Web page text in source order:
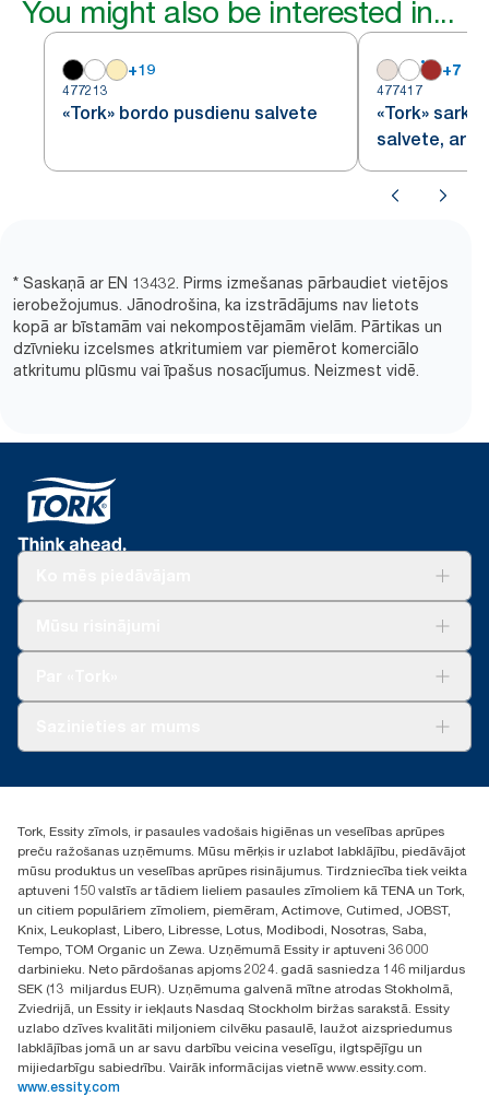
You might also be interested in...
+19
477213
«Tork» bordo pusdienu salvete
+7
477417
«Tork»
salvete, ar
* Saskaņā ar EN 13432. Pirms izmešanas pārbaudiet vietējos
ierobežojumus. Jānodrošina, ka izstrādājums nav lietots
kopā ar bīstamām vai nekompostējamām vielām. Pārtikas un
dzīvnieku izcelsmes atkritumiem var piemērot komerciālo
atkritumu plūsmu vai īpašus nosacījumus. Neizmest vidē.
+371 29141799
Atrast izplatītāju
Ulbrokas street 19A
Riga, Latvija
LV-1028
Tork, Essity zīmols, ir pasaules vadošais higiēnas un veselības aprūpes
preču ražošanas uzņēmums. Mūsu mērķis ir uzlabot labklājību, piedāvājot
mūsu produktus un veselības aprūpes risinājumus. Tirdzniecība tiek veikta
aptuveni 150 valstīs ar tādiem lieliem pasaules zīmoliem kā TENA un Tork,
un citiem populāriem zīmoliem, piemēram, Actimove, Cutimed, JOBST,
Knix, Leukoplast, Libero, Libresse, Lotus, Modibodi, Nosotras, Saba,
Tempo, TOM Organic un Zewa. Uzņēmumā Essity ir aptuveni 36 000
darbinieku. Neto pārdošanas apjoms 2024. gadā sasniedza 146 miljardus
SEK (13 miljardus EUR). Uzņēmuma galvenā mītne atrodas Stokholmā,
Zviedrijā, un Essity ir iekļauts Nasdaq Stockholm biržas sarakstā. Essity
uzlabo dzīves kvalitāti miljoniem cilvēku pasaulē, laužot aizspriedumus
labklājības jomā un ar savu darbību veicina veselīgu, ilgtspējīgu un
mijiedarbīgu sabiedrību. Vairāk informācijas vietnē www.essity.com.
www.essity.com